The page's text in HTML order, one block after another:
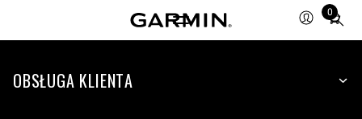
0
Total
items
cart:
OBSŁUGA KLIENTA